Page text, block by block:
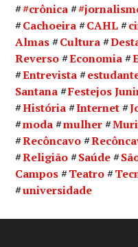
#crônica
Cachoeira
CAHL
Almas
Cultura
Reverso
Economia
Entrevista
Santana
Festejos
História
Internet
moda
mulher
Recôncavo
Religião
Saúde
Campos
Teatro
universidade